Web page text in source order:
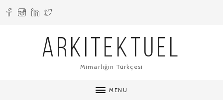
ARKITEKTUEL
Mimarlığın Türkçesi
MENU